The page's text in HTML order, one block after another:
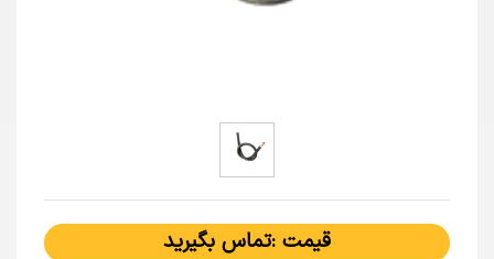
قیمت :تماس بگیرید